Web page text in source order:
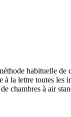
habituelle
la lettre toutes
chambres à air